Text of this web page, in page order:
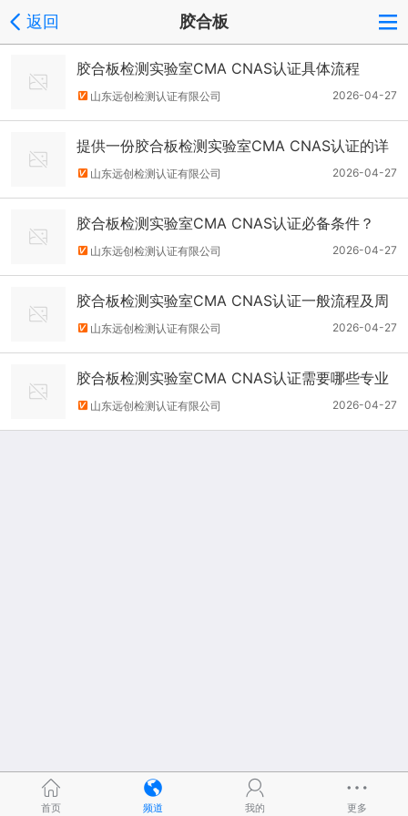
返回 胶合板
胶合板检测实验室CMA CNAS认证具体流程
2026-04-27
山东远创检测认证有限公司
提供一份胶合板检测实验室CMA CNAS认证的详
细申请材料清单
2026-04-27
山东远创检测认证有限公司
胶合板检测实验室CMA CNAS认证必备条件？
2026-04-27
山东远创检测认证有限公司
胶合板检测实验室CMA CNAS认证一般流程及周
期？
2026-04-27
山东远创检测认证有限公司
胶合板检测实验室CMA CNAS认证需要哪些专业
资质人员?
2026-04-27
山东远创检测认证有限公司
首页 频道 我的 更多